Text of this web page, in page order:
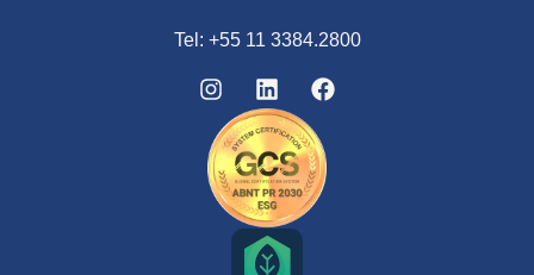
Tel: +55 11 3384.2800